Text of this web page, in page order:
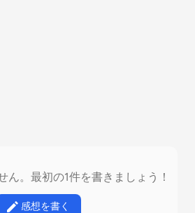
ん。最初の1件を書きましょう！
感想を書く